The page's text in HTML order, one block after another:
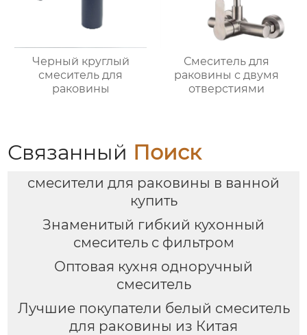
Черный круглый
смеситель для
раковины
Смеситель для
раковины с двумя
отверстиями
Связанный Поиск
смесители для раковины в ванной
купить
Знаменитый гибкий кухонный
смеситель с фильтром
Оптовая кухня одноручный
смеситель
Лучшие покупатели белый смеситель
для раковины из Китая